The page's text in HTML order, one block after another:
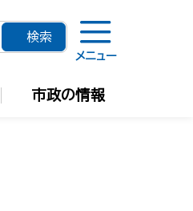
メニュー
市政の情報